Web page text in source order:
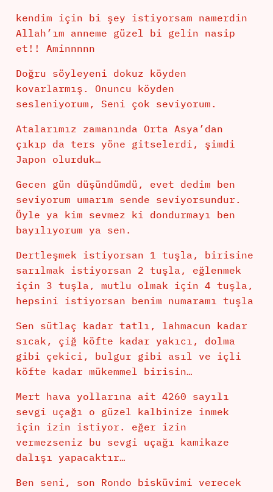
kendim için bi şey istiyorsam namerdin
Allah’ım anneme güzel bi gelin nasip
et!! Aminnnnn
Doğru söyleyeni dokuz köyden
kovarlarmış. Onuncu köyden
sesleniyorum, Seni çok seviyorum.
Atalarımız zamanında Orta Asya’dan
çıkıp da ters yöne gitselerdi, şimdi
Japon olurduk…
Gecen gün düşündümdü, evet dedim ben
seviyorum umarım sende seviyorsundur.
Öyle ya kim sevmez ki dondurmayı ben
bayılıyorum ya sen.
Dertleşmek istiyorsan 1 tuşla, birisine
sarılmak istiyorsan 2 tuşla, eğlenmek
için 3 tuşla, mutlu olmak için 4 tuşla,
hepsini istiyorsan benim numaramı tuşla
Sen sütlaç kadar tatlı, lahmacun kadar
sıcak, çiğ köfte kadar yakıcı, dolma
gibi çekici, bulgur gibi asıl ve içli
köfte kadar mükemmel birisin…
Mert hava yollarına ait 4260 sayılı
sevgi uçağı o güzel kalbinize inmek
için izin istiyor. eğer izin
vermezseniz bu sevgi uçağı kamikaze
dalışı yapacaktır…
Ben seni, son Rondo bisküvimi verecek